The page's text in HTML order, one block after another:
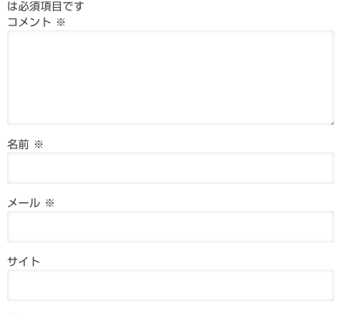
は必須項目です
コメント ※
名前 ※
メール ※
サイト